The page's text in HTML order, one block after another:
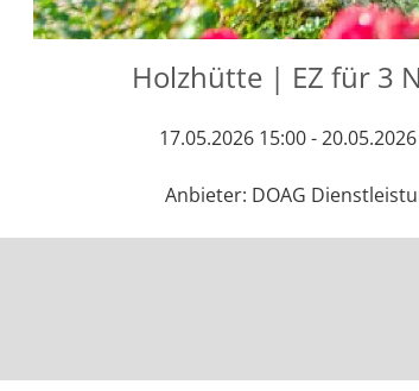
Holzhütte | EZ für 3
17.05.2026 15:00 -
Anbieter: DOAG